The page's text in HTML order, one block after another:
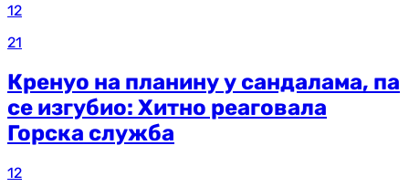
12
21
Кренуо на планину у сандалама, па
се изгубио: Хитно реаговала
Горска служба
12